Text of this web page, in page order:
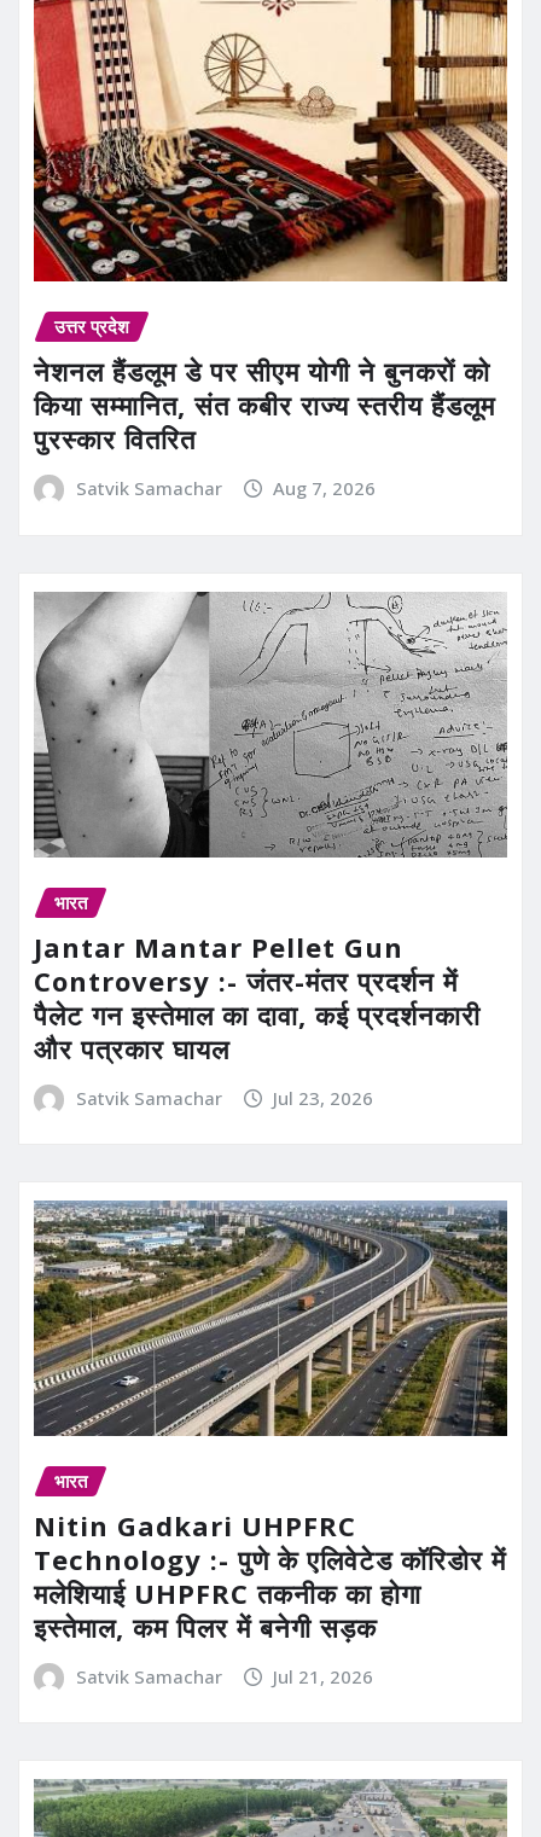
उत्तर प्रदेश
नेशनल हैंडलूम डे पर सीएम योगी ने बुनकरों को
किया सम्मानित, संत कबीर राज्य स्तरीय हैंडलूम
पुरस्कार वितरित
Satvik Samachar Aug 7, 2026
भारत
Jantar Mantar Pellet Gun
Controversy :- जंतर-मंतर प्रदर्शन में
पैलेट गन इस्तेमाल का दावा, कई प्रदर्शनकारी
और पत्रकार घायल
Satvik Samachar Jul 23, 2026
भारत
Nitin Gadkari UHPFRC
Technology :- पुणे के एलिवेटेड कॉरिडोर में
मलेशियाई UHPFRC तकनीक का होगा
इस्तेमाल, कम पिलर में बनेगी सड़क
Satvik Samachar Jul 21, 2026